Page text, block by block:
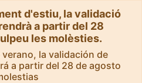
d'estiu, la validació
a partir del 28
les molèsties.
la validación de
a partir del 28 de agosto